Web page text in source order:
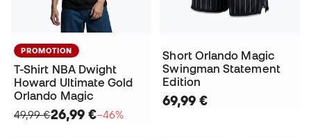
PROMOTION
T-Shirt NBA Dwight
Howard Ultimate Gold
Orlando Magic
49,99 €26,99 €−46%
Short Orlando Magic
Swingman Statement
Edition
69,99 €